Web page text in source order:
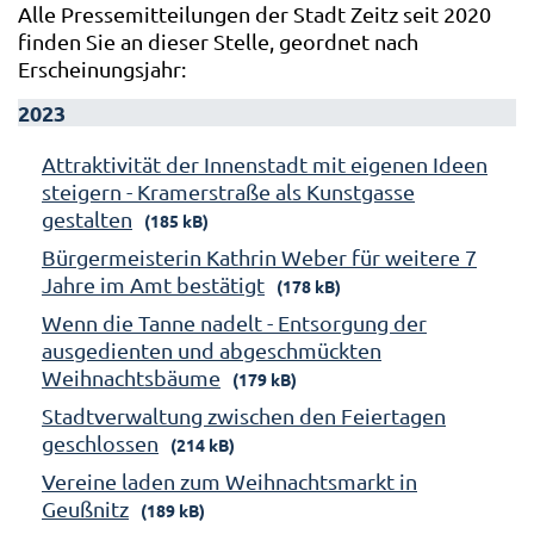
Alle Pressemitteilungen der Stadt Zeitz seit 2020
finden Sie an dieser Stelle, geordnet nach
Erscheinungsjahr:
2023
Attraktivität der Innenstadt mit eigenen Ideen
steigern - Kramerstraße als Kunstgasse
gestalten
(185 kB)
Bürgermeisterin Kathrin Weber für weitere 7
Jahre im Amt bestätigt
(178 kB)
Wenn die Tanne nadelt - Entsorgung der
ausgedienten und abgeschmückten
Weihnachtsbäume
(179 kB)
Stadtverwaltung zwischen den Feiertagen
geschlossen
(214 kB)
Vereine laden zum Weihnachtsmarkt in
Geußnitz
(189 kB)